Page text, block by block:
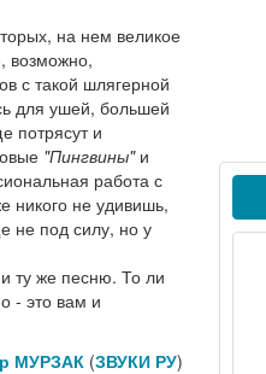
на нем великое
возможно,
с такой шлягерной
для ушей, большей
потрясут и
"Пингвины"и
работа с
никого не удивишь,
не под силу, но у
ту же песню. То ли
- это вам и
МУРЗАК(ЗВУКИ РУ)